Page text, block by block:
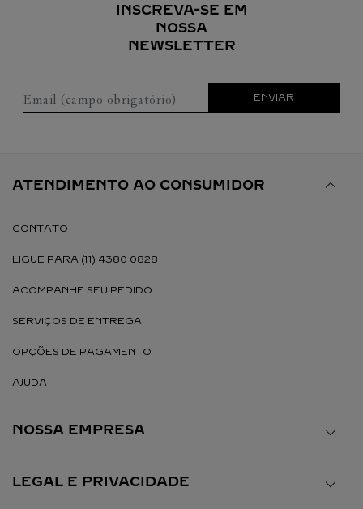
INSCREVA-SE EM
NOSSA
NEWSLETTER
Email (campo obrigatório) ENVIAR
ATENDIMENTO AO CONSUMIDOR
CONTATO
LIGUE PARA (11) 4380 0828
ACOMPANHE SEU PEDIDO
SERVIÇOS DE ENTREGA
OPÇÕES DE PAGAMENTO
AJUDA
NOSSA EMPRESA
LEGAL E PRIVACIDADE